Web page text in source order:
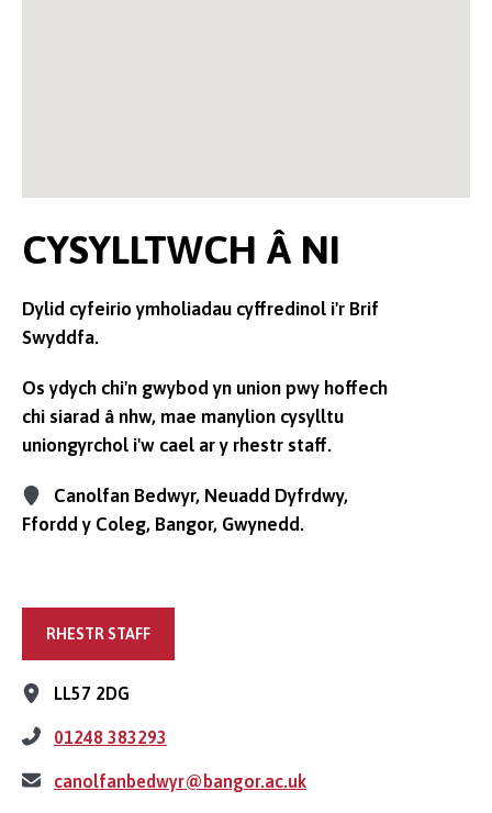
CYSYLLTWCH Â NI
Dylid cyfeirio ymholiadau cyffredinol i'r Brif
Swyddfa.
Os ydych chi'n gwybod yn union pwy hoffech
chi siarad â nhw, mae manylion cysylltu
uniongyrchol i'w cael ar y rhestr staff.
Canolfan Bedwyr, Neuadd Dyfrdwy,
Ffordd y Coleg, Bangor, Gwynedd.
RHESTR STAFF
LL57 2DG
01248 383293
canolfanbedwyr@bangor.ac.uk